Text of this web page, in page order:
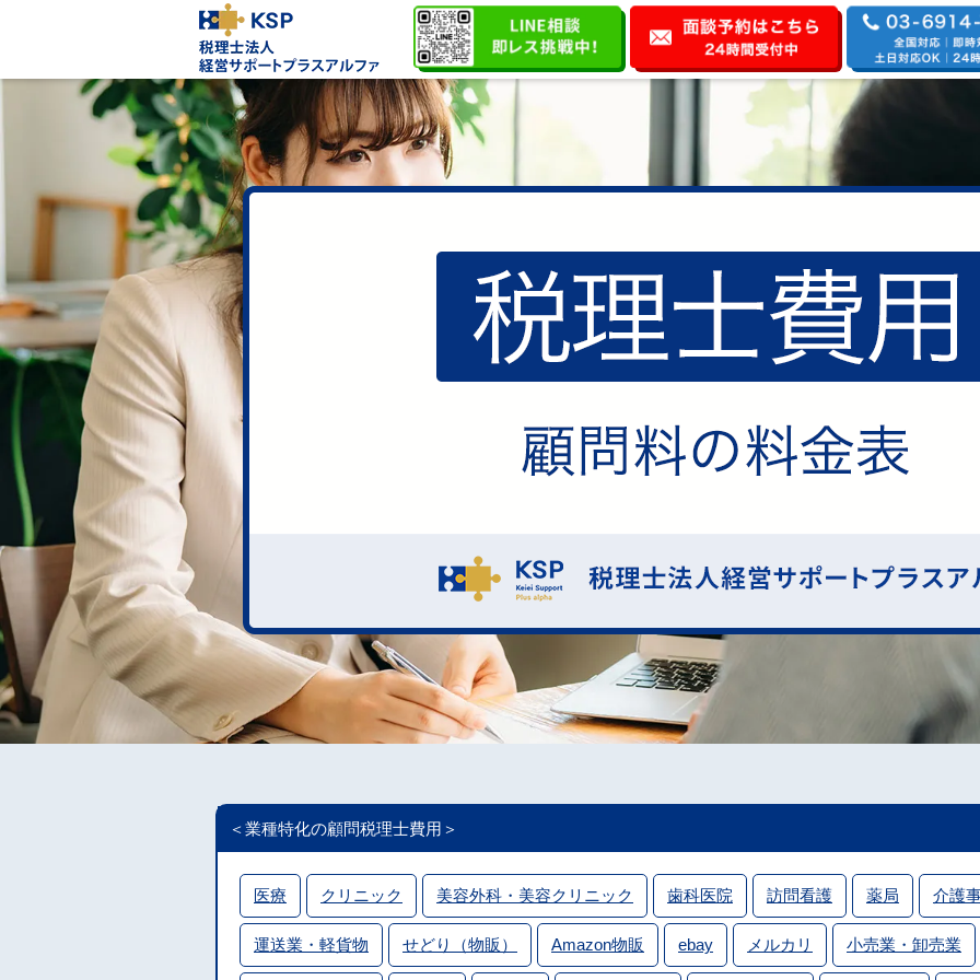
＜業種特化の顧問税理士費用＞
医療 クリニック 美容外科・美容クリニック 歯科医院 訪問看護 薬局 介護
運送業・軽貨物 せどり（物販） Amazon物販 ebay メルカリ 小売業・卸売業